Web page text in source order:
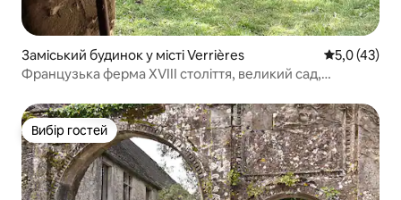
Заміський будинок у місті Verrières Середня
5,0 (43)
Французька ферма XVIII століття, великий сад,
Вибір гостей
Вибір гостей